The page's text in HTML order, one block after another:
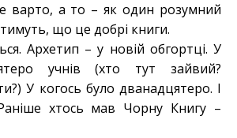
варто, а то – як один розумний
що це добрі книги.
Архетип – у новій обгортці. У
учнів (хто тут зайвий?
У когось було дванадцятеро. І
хтось мав Чорну Книгу –